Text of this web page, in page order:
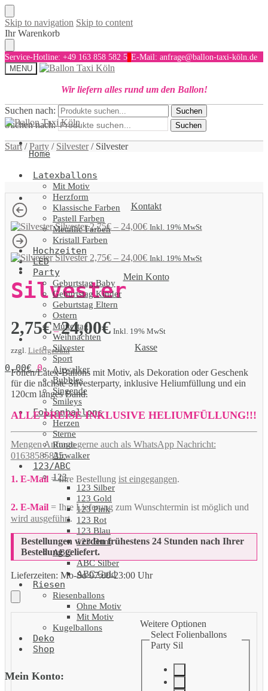
Skip to navigation Skip to content
Ihr Warenkorb
Service-Hotline: +49 163 858 582 5 E-Mail: anfrage@ballon-taxi-köln.de
MENU
Wir liefern alles rund um den Ballon!
Suchen nach: Suchen
Kontakt
Mein Konto
Kasse
0,00€ 0
Suchen nach: Suchen
Home
Latexballons
Mit Motiv
Herzform
Klassische Farben
Pastell Farben
Metallic Farben
Kristall Farben
Hochzeiten
LED
Party
Geburtstag Baby
Geburtstag Kinder
Geburtstag Eltern
Ostern
Muttertag
Weihnachten
Silvester
Sport
Airwalker
Bubbles
Singende
Smileys
Folienballons
Herzen
Sterne
Runde
Airwalker
123/ABC
123
123 Silber
123 Gold
123 Pink
123 Rot
123 Blau
123 Bunt
ABC
ABC Silber
ABC Gold
Riesen
Riesenballons
Ohne Motiv
Mit Motiv
Kugelballons
Deko
Shop
Mein Konto:
Start /Party / Silvester/ Silvester
Silvester 2,75€– 24,00€ Inkl. 19% MwSt
Silvester 2,75€– 24,00€ Inkl. 19% MwSt
Silvester
2,75€–24,00€ Inkl. 19% MwSt
zzgl. Liefergebühr
Folien/Latex-Ballons mit Motiv, als Dekoration oder Geschenk
für die nächste Silvesterparty, inklusive Heliumfüllung und ein
120cm langes Band.
ALLE PREISE INKLUSIVE HELIUMFÜLLUNG!!!
Mengen Anfrage gerne auch als WhatsApp Nachricht:
01638585825.
1. E-Mail= Ihre Bestellung ist eingegangen.
2. E-Mail= Ihre Lieferung zum Wunschtermin ist möglich und
wird ausgeführt.
Bestellungen werden frühestens 24 Stunden nach Ihrer
Bestellung geliefert.
Lieferzeiten: Mo-So 07:00-23:00 Uhr
Weitere Optionen
Select Folienballons
Party Sil